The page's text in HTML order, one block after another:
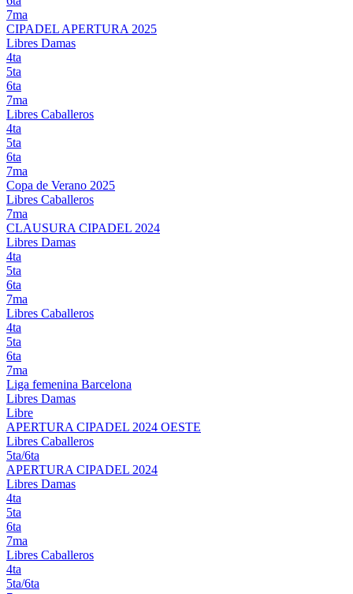
7ma
CIPADEL APERTURA 2025
Libres Damas
4ta
5ta
6ta
7ma
Libres Caballeros
4ta
5ta
6ta
7ma
Copa de Verano 2025
Libres Caballeros
7ma
CLAUSURA CIPADEL 2024
Libres Damas
4ta
5ta
6ta
7ma
Libres Caballeros
4ta
5ta
6ta
7ma
Liga femenina Barcelona
Libres Damas
Libre
APERTURA CIPADEL 2024 OESTE
Libres Caballeros
5ta/6ta
APERTURA CIPADEL 2024
Libres Damas
4ta
5ta
6ta
7ma
Libres Caballeros
4ta
5ta/6ta